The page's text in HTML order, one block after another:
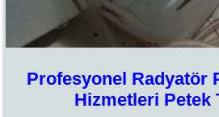
Profesyonel Radyatör
Hizmetleri Petek